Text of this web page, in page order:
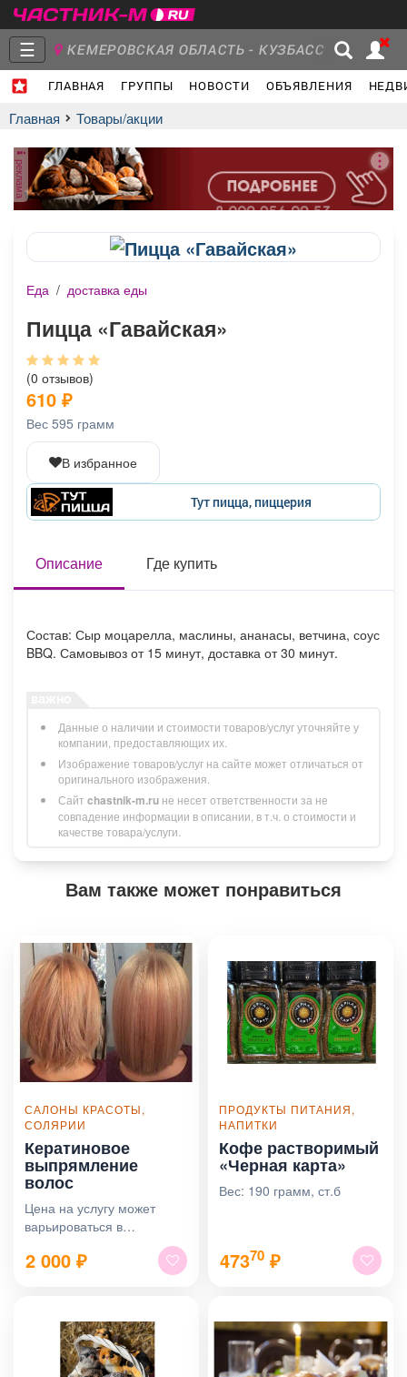
☰ КЕМЕРОВСКАЯ ОБЛАСТЬ - КУЗБАСС
ГЛАВНАЯ ГРУППЫ НОВОСТИ ОБЪЯВЛЕНИЯ
Главная
Объявления Недвижимость Услуги
Афиша
Товары Поздравления Погода
Главная Товары/акции
реклама
Еда / доставка еды
Пицца «Гавайская»
(0 отзывов)
610 ₽
Вес 595 грамм
В избранное
Тут пицца, пиццерия
Описание Где купить
Состав: Сыр моцарелла, маслины, ананасы, ветчина, соус
BBQ. Самовывоз от 15 минут, доставка от 30 минут.
Данные о наличии и стоимости товаров/услуг уточняйте у
компании, предоставляющих их.
Изображение товаров/услуг на сайте может отличаться от
оригинального изображения.
Сайт chastnik-m.ru не несет ответственности за не
совпадение информации в описании, в т.ч. о стоимости и
качестве товара/услуги.
Вам также может понравиться
САЛОНЫ КРАСОТЫ,
СОЛЯРИИ
Кератиновое
выпрямление
волос
Цена на услугу может
варьироваться в
волос от 2000 до 4000
2 000 ₽
ПРОДУКТЫ ПИТАНИЯ,
НАПИТКИ
Кофе растворимый
«Черная карта»
Вес: 190 грамм, ст.б
47370 ₽